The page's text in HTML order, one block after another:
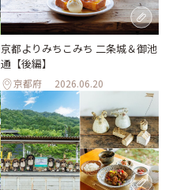
京都よりみちこみち 二条城＆御池
通【後編】
京都府 2026.06.20